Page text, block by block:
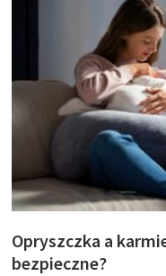
Opryszczka a
bezpieczne?